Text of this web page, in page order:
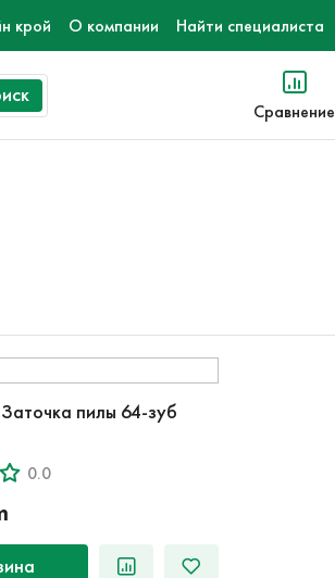
крой О компании Найти специалиста
Сравнение
0.0